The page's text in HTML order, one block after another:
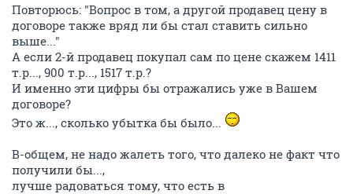
Повторюсь: "Вопрос в том, а другой продавец цену в
договоре также вряд ли бы стал ставить сильно
выше..."
А если 2-й продавец покупал сам по цене скажем 1411
т.р..., 900 т.р..., 1517 т.р.?
И именно эти цифры бы отражались уже в Вашем
договоре?
Это ж..., сколько убытка бы было...
В-общем, не надо жалеть того, что далеко не факт что
получили бы...,
лучше радоваться тому, что есть в